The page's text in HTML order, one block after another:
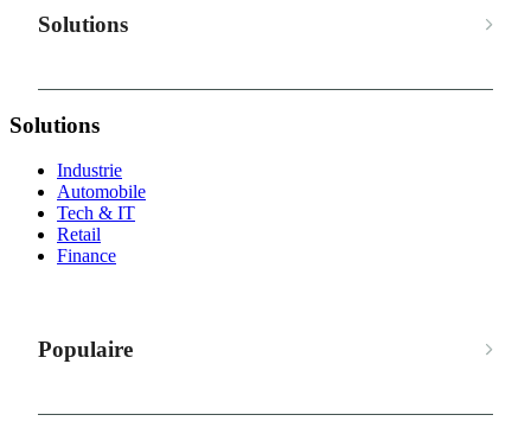
Solutions
Solutions
Industrie
Automobile
Tech & IT
Retail
Finance
Populaire